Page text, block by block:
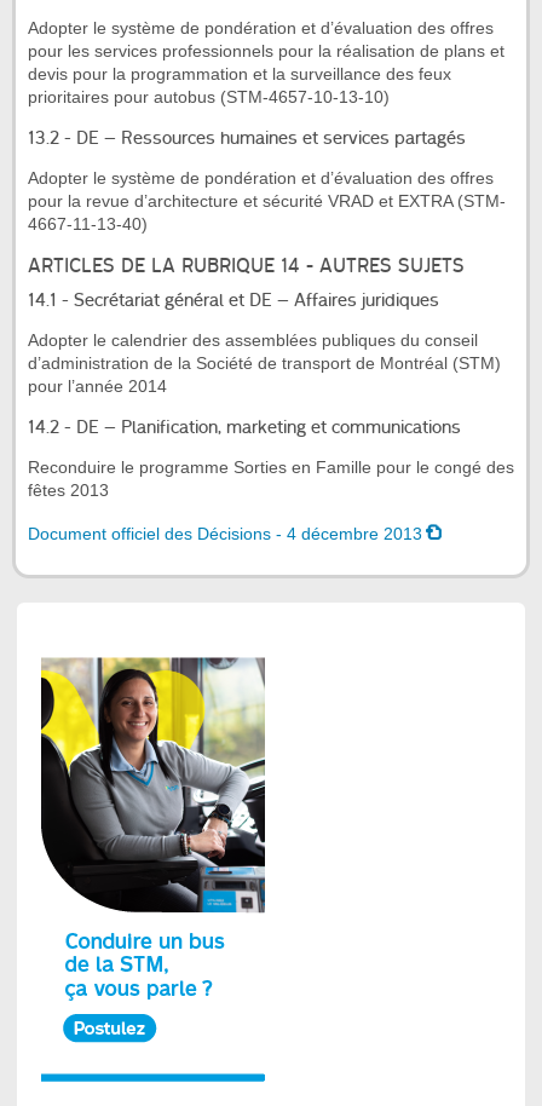
Adopter le système de pondération et d’évaluation des offres
pour les services professionnels pour la réalisation de plans et
devis pour la programmation et la surveillance des feux
prioritaires pour autobus (STM-4657-10-13-10)
13.2 - DE – Ressources humaines et services partagés
Adopter le système de pondération et d’évaluation des offres
pour la revue d’architecture et sécurité VRAD et EXTRA (STM-
4667-11-13-40)
ARTICLES DE LA RUBRIQUE 14 - AUTRES SUJETS
14.1 - Secrétariat général et DE – Affaires juridiques
Adopter le calendrier des assemblées publiques du conseil
d’administration de la Société de transport de Montréal (STM)
pour l’année 2014
14.2 - DE – Planification, marketing et communications
Reconduire le programme Sorties en Famille pour le congé des
fêtes 2013
Document officiel des Décisions - 4 décembre 2013